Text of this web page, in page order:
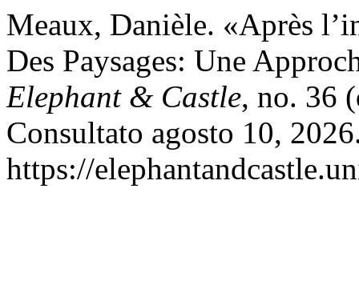
Meaux, Danièle. «Après
Des Paysages: Une
Elephant & Castle, no. 36
Consultato agosto 10,
https://